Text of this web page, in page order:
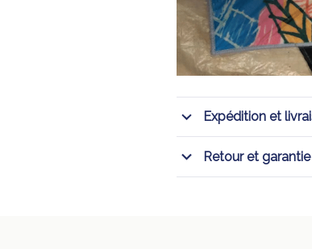
Expédition et
Retour et garantie